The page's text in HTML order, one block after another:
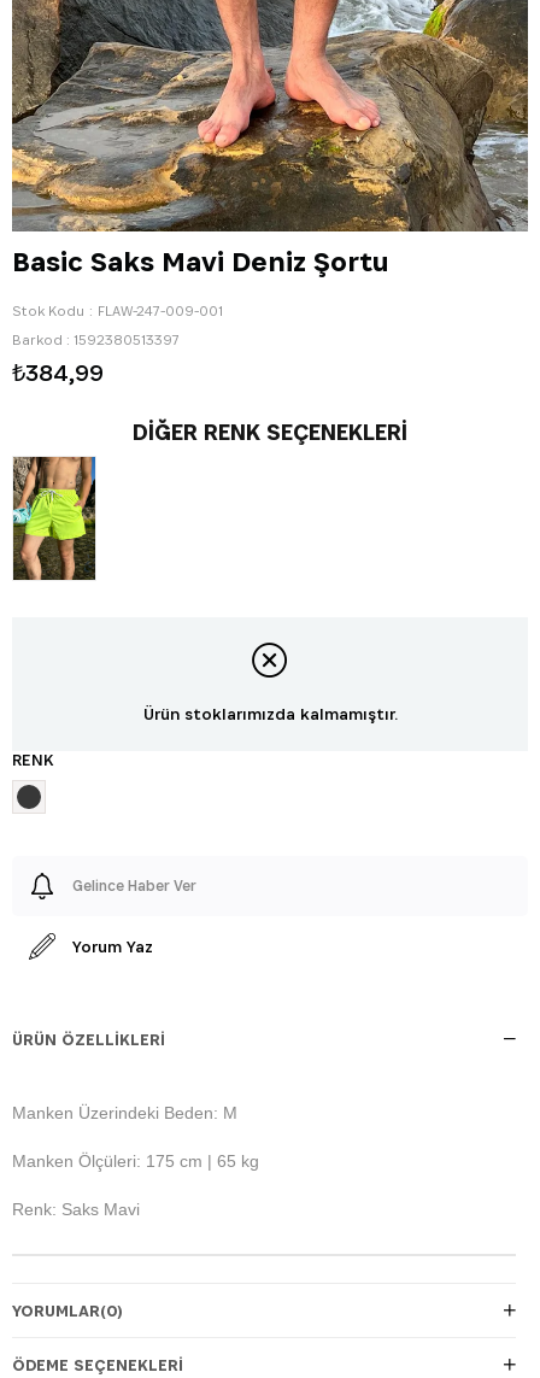
Basic Saks Mavi Deniz Şortu
Stok Kodu
FLAW-247-009-001
Barkod : 1592380513397
₺384,99
DIĞER RENK SEÇENEKLERI
Ürün stoklarımızda kalmamıştır.
RENK
Gelince Haber Ver
Yorum Yaz
ÜRÜN ÖZELLIKLERI
Manken Üzerindeki Beden: M
Manken Ölçüleri: 175 cm | 65 kg
Renk: Saks Mavi
YORUMLAR(0)
ÖDEME SEÇENEKLERI